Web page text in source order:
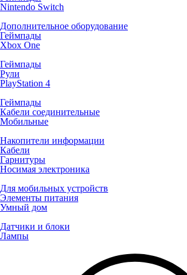
Nintendo Switch
Дополнительное оборудование
Геймпады
Xbox One
Геймпады
Рули
PlayStation 4
Геймпады
Кабели соединительные
Мобильные
Накопители информации
Кабели
Гарнитуры
Носимая электроника
Для мобильных устройств
Элементы питания
Умный дом
Датчики и блоки
Лампы